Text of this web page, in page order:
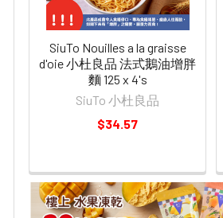
SiuTo Nouilles a la graisse
d'oie 小杜良品 法式鵝油增胖
麵 125 x 4's
SiuTo 小杜良品
$34.57